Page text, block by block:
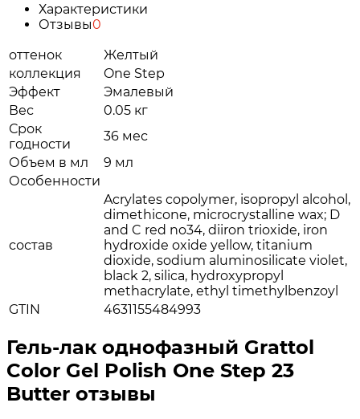
Характеристики
Отзывы0
оттенок
Желтый
коллекция
One Step
Эффект
Эмалевый
Вес
0.05 кг
Срок
годности
36 мес
Объем в мл
9 мл
Особенности
состав
Acrylates copolymer, isopropyl alcohol,
dimethicone, microcrystalline wax; D
and C red no34, diiron trioxide, iron
hydroxide oxide yellow, titanium
dioxide, sodium aluminosilicate violet,
black 2, silica, hydroxypropyl
methacrylate, ethyl timethylbenzoyl
GTIN
4631155484993
Гель-лак однофазный Grattol
Color Gel Polish One Step 23
Butter отзывы